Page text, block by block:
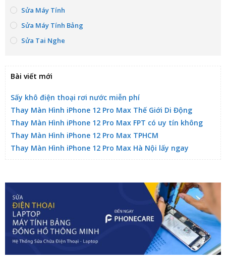
Sửa Máy Tính
Sửa Máy Tính Bảng
Sửa Tai Nghe
Bài viết mới
Sấy khô điện thoại rơi nước miễn phí
Thay Màn Hình iPhone 12 Pro Max Thế Giới Di Động
Thay Màn Hình iPhone 12 Pro Max FPT có uy tín không
Thay Màn Hình iPhone 12 Pro Max TPHCM
Thay Màn Hình iPhone 12 Pro Max Hà Nội lấy ngay